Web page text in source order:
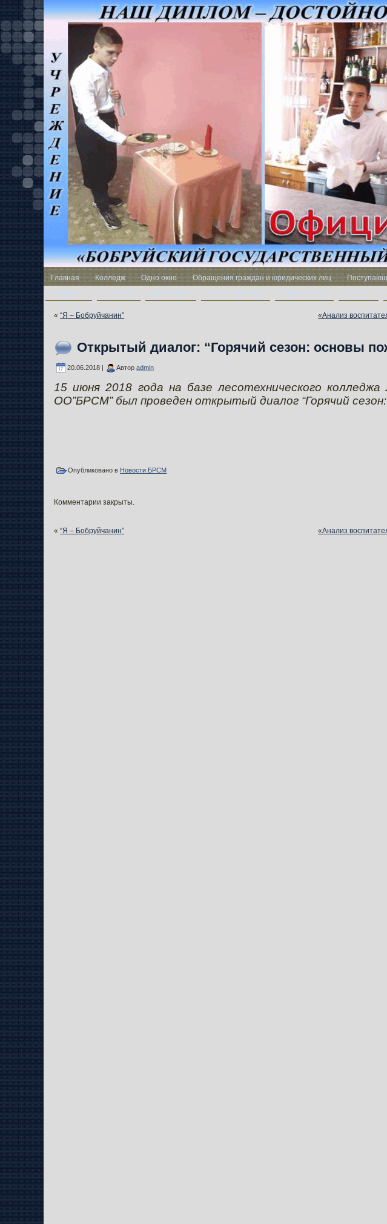
Главная Колледж Одно окно Обращения граждан и юридических лиц
«“Я – Бобруйчанин” «Анализ
Открытый диалог: “Горячий сезон: основы
20.06.2018 | Авторadmin
15 июня 2018 года на базе лесотехнического
ОО”БРСМ” был проведен открытый диалог “Горячий
Опубликовано в Новости БРСМ
Комментарии закрыты.
«“Я – Бобруйчанин” «Анализ